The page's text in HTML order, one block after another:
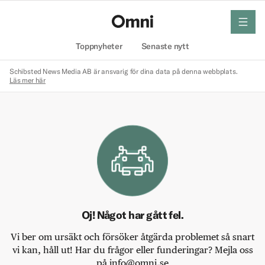
Toppnyheter Senaste nytt
meny
Schibsted News Media AB är ansvarig för dina data på denna webbplats.
Läs mer här
Oj! Något har gått fel.
Vi ber om ursäkt och försöker åtgärda problemet så snart
vi kan, håll ut! Har du frågor eller funderingar? Mejla oss